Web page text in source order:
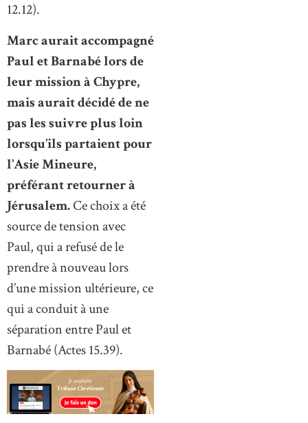
12.12).
Marc aurait accompagné
Paul et Barnabé lors de
leur mission à Chypre,
mais aurait décidé de ne
pas les suivre plus loin
lorsqu’ils partaient pour
l’Asie Mineure,
préférant retourner à
Jérusalem.Ce choix a été
source de tension avec
Paul, qui a refusé de le
prendre à nouveau lors
d’une mission ultérieure, ce
qui a conduit à une
séparation entre Paul et
Barnabé (Actes 15.39).